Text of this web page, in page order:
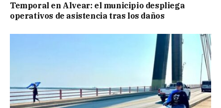
Temporal en Alvear: el municipio despliega
operativos de asistencia tras los daños